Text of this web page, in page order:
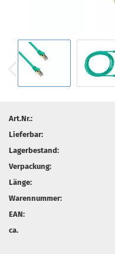
Art.Nr.:
Lieferbar:
Lagerbestand:
Verpackung:
Länge:
Warennummer:
EAN:
ca.